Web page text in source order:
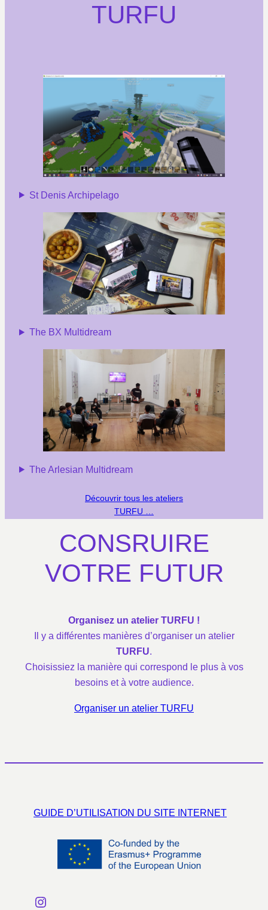
TURFU
St Denis Archipelago
The BX Multidream
The Arlesian Multidream
Découvrir tous les ateliers
TURFU …
CONSRUIRE
VOTRE FUTUR
Organisez un atelier TURFU !
Il y a différentes manières d’organiser un atelier
TURFU.
Choisissiez la manière qui correspond le plus à vos
besoins et à votre audience.
Organiser un atelier TURFU
GUIDE D’UTILISATION DU SITE INTERNET
Instagram